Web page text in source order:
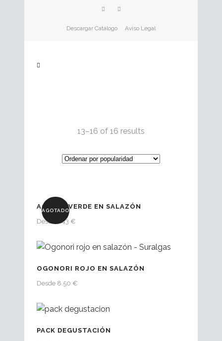
Descargar Catálogo Aviso Legal
13–16 of 16 results
AGOTADO
AONORI VERDE EN SALAZÓN
Desde 7.43 €
OGONORI ROJO EN SALAZÓN
Desde 8.50 €
PACK DEGUSTACIÓN